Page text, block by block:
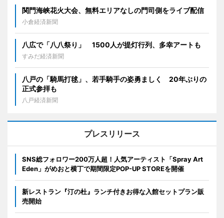
関門海峡花火大会、無料エリアなしの門司側をライブ配信
小倉経済新聞
八広で「八八祭り」 1500人が提灯行列、多幸アートも
すみだ経済新聞
八戸の「騎馬打毬」、若手騎手の姿勇ましく 20年ぶりの
正式参拝も
八戸経済新聞
プレスリリース
SNS総フォロワー200万人超！人気アーティスト「Spray Art
Eden」がめおと横丁で期間限定POP-UP STOREを開催
新レストラン『汀の杜』ランチ付きお得な入館セットプラン販
売開始